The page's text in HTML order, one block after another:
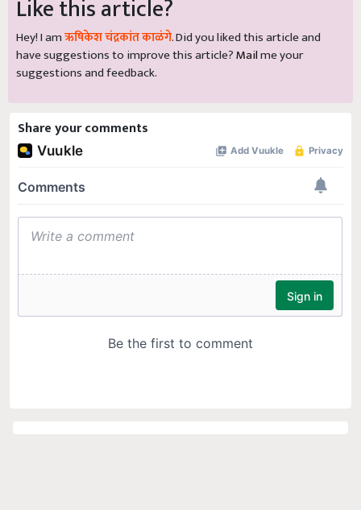
Like this article?
Hey! I amऋषिकेश चंद्रकांत काळंगे. Did you liked this article and
have suggestions to improve this article?Mailme your
suggestions and feedback.
Share your comments